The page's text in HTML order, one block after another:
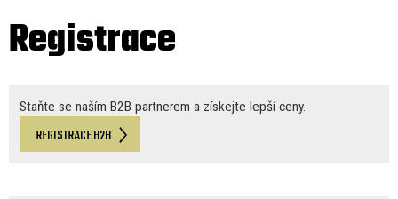
Registrace
Staňte se naším B2B partnerem a získejte lepší ceny.
REGISTRACE B2B